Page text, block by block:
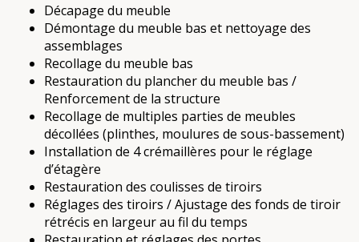
Décapage du meuble
Démontage du meuble bas et nettoyage des
assemblages
Recollage du meuble bas
Restauration du plancher du meuble bas /
Renforcement de la structure
Recollage de multiples parties de meubles
décollées (plinthes, moulures de sous-bassement)
Installation de 4 crémaillères pour le réglage
d’étagère
Restauration des coulisses de tiroirs
Réglages des tiroirs / Ajustage des fonds de tiroir
rétrécis en largeur au fil du temps